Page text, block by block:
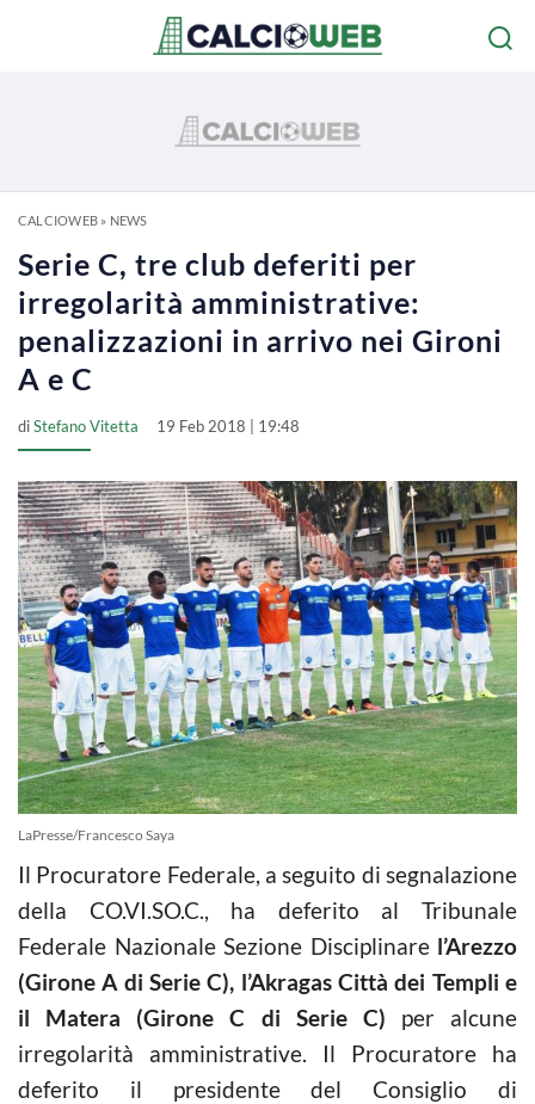
CALCIOWEB» NEWS
Serie C, tre club deferiti per
irregolarità amministrative:
penalizzazioni in arrivo nei Gironi
A e C
diStefano Vitetta 19 Feb 2018 | 19:48
LaPresse/Francesco Saya
Il Procuratore Federale, a seguito di segnalazione
della CO.VI.SO.C., ha deferito al Tribunale
Federale Nazionale Sezione Disciplinare l’Arezzo
(Girone A di Serie C), l’Akragas Città dei Templi e
il Matera (Girone C di Serie C) per alcune
irregolarità amministrative. Il Procuratore ha
deferito il presidente del Consiglio di